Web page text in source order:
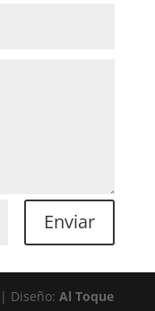
Enviar
Diseño: Al Toque